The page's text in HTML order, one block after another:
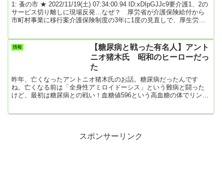
1: 蚤の市 ★ 2022/11/19(土) 07:34:00.94 ID:xDIpGJJc9要介護1、2の
サービス切り離しに現場反発…なぜ？ 厚労省が介護保険給付から
市町村事業に移行案介護保険制度の3年に1度の見直しで、厚生労働
いて、介護関係者や識者から批判が出ている。専門資格のない人の
介護で、利用者の状態悪化につながる恐れがあるからだ。自治体側
の受け皿も整っていない。（井...
情報
【糖尿病と戦った有名人】アント
ニオ猪木氏 昭和のヒーローだっ
た
昨年、亡くなったアントニオ猪木氏のお話。糖尿病だったんです
ね。亡くなる前は「全身性アミロイドーシス」という難病と闘った
けど、最初は糖尿病との戦い！血糖値596という高血糖の体でリング
の闘い 著書で明かしていた血糖値596からの回復〉猪木が大病を患
スポンサーリンク